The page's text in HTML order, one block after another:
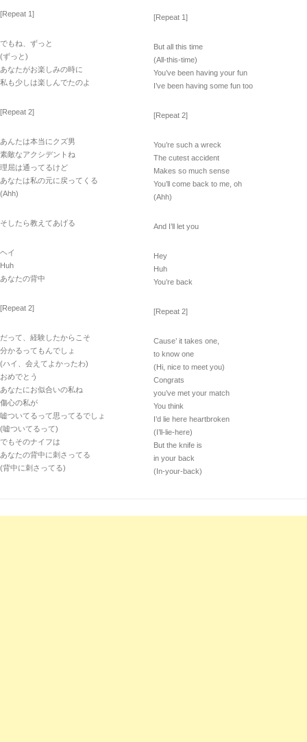
[Repeat 1]
でもね、ずっと
(ずっと)
あなたがお楽しみの時に
私も少しは楽しんでたのよ
[Repeat 2]
あんたは本当にクズ男
素敵なアクシデントね
理屈は通ってるけど
あなたは私の元に戻ってくる
(Ahh)
そしたら教えてあげる
ヘイ
Huh
あなたの背中
[Repeat 2]
だって、経験したからこそ
分かるってもんでしょ
(ハイ、会えてよかったわ)
おめでとう
あなたにお似合いの私ね
傷心の私が
嘘ついてるって思ってるでしょ
(嘘ついてるって)
でもそのナイフは
あなたの背中に刺さってる
(背中に刺さってる)
[Repeat 1]
But all this time
(All-this-time)
You’ve been having your fun
I’ve been having some fun too
[Repeat 2]
You’re such a wreck
The cutest accident
Makes so much sense
You’ll come back to me, oh
(Ahh)
And I’ll let you
Hey
Huh
You’re back
[Repeat 2]
Cause’ it takes one,
to know one
(Hi, nice to meet you)
Congrats
you’ve met your match
You think
I’d lie here heartbroken
(I’ll-lie-here)
But the knife is
in your back
(In-your-back)